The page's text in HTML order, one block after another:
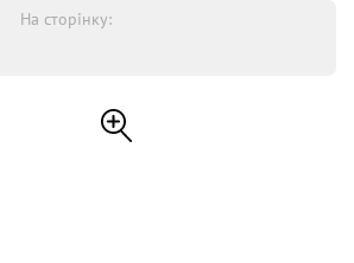
На сторінку: